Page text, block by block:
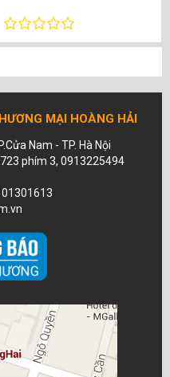
MẠI HOÀNG HẢI
Nam - TP. Hà Nội
phím 3, 0913225494